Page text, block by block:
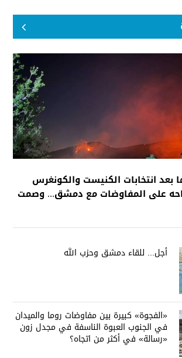
ما بعد انتخابات الكنيست والكونغرس
على المفاوضات مع دمشق... وصمت
أجل... للقاء دمشق وحزب الله
«الفجوة» كبيرة بين مفاوضات روما والميدان
في الجنوب العبوة الناسفة في مجدل زون
«رسالة» في أكثر من اتجاه؟